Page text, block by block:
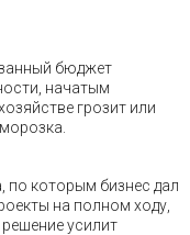
бюджет
начатым
грозит или
по которым бизнес дал
на полном ходу,
усилит